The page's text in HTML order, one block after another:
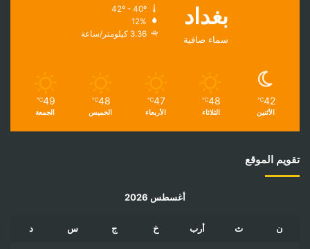
بغداد
سماء صافية
12%
3.36 كيلومتر/ساعة
42
℃
الأثنين
48
℃
الثلاثاء
47
℃
الأربعاء
48
℃
الخميس
49
℃
الجمعة
تقويم الموقع
أغسطس 2026
ن ث أرب خ ج س د